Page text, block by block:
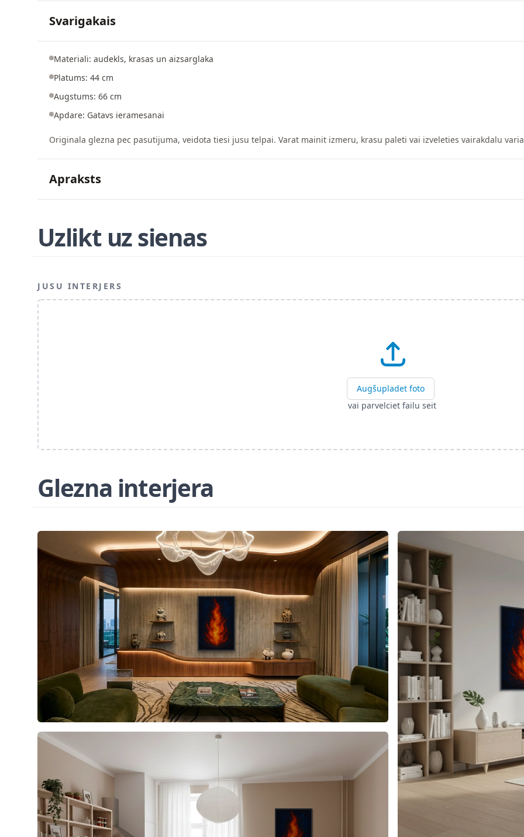
Svarigakais
Materiali: audekls, krasas un aizsarglaka
Platums: 44 cm
Augstums: 66 cm
Apdare: Gatavs ieramesanai
Originala glezna pec pasutijuma, veidota tiesi jusu telpai. Varat mainit izmeru, krasu paleti vai izveleties vairakdalu
Apraksts
Uzlikt uz sienas
JUSU INTERJERS
Augšupladet foto
vai parvelciet failu seit
Glezna interjera